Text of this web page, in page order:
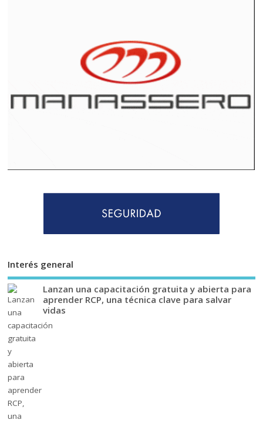
Interés general
Lanzan una capacitación gratuita y abierta para
aprender RCP, una técnica clave para salvar
vidas